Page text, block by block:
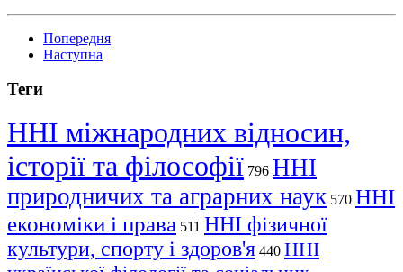
Попередня
Наступна
Теги
ННІ міжнародних відносин,
історії та філософії 796 ННІ
природничих та аграрних наук 570 ННІ
економіки і права 511 ННІ фізичної
культури, спорту і здоров'я 440 ННІ